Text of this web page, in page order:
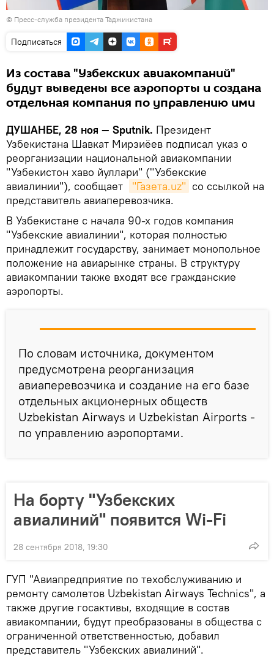
© Пресс-служба президента Таджикистана
Подписаться
Из состава "Узбекских авиакомпаний"
будут выведены все аэропорты и создана
отдельная компания по управлению ими
ДУШАНБЕ, 28 ноя — Sputnik. Президент
Узбекистана Шавкат Мирзиёев подписал указ о
реорганизации национальной авиакомпании
"Узбекистон хаво йуллари" ("Узбекские
авиалинии"), сообщает
"Газета.uz" со ссылкой на
представитель авиаперевозчика.
В Узбекистане с начала 90-х годов компания
"Узбекские авиалинии", которая полностью
принадлежит государству, занимает монопольное
положение на авиарынке страны. В структуру
авиакомпании также входят все гражданские
аэропорты.
По словам источника, документом
предусмотрена реорганизация
авиаперевозчика и создание на его базе
отдельных акционерных обществ
Uzbekistan Airways и Uzbekistan Airports -
по управлению аэропортами.
На борту "Узбекских
авиалиний" появится Wi-Fi
28 сентября 2018, 19:30
ГУП "Авиапредприятие по техобслуживанию и
ремонту самолетов Uzbekistan Airways Technics", а
также другие госактивы, входящие в состав
авиакомпании, будут преобразованы в общества с
ограниченной ответственностью, добавил
представитель "Узбекских авиалиний".